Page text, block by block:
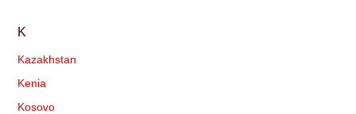
K
Kazakhstan
Kenia
Kosovo